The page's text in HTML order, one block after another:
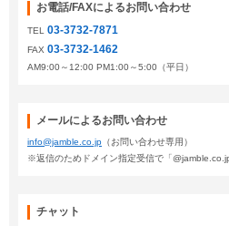
お電話/FAXによるお問い合わせ
TEL 03-3732-7871
FAX 03-3732-1462
AM9:00～12:00 PM1:00～5:00（平日）
メールによるお問い合わせ
info@jamble.co.jp （お問い合わせ専用）
※返信のためドメイン指定受信で「
チャット